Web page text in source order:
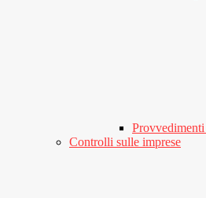
Controlli sulle imprese